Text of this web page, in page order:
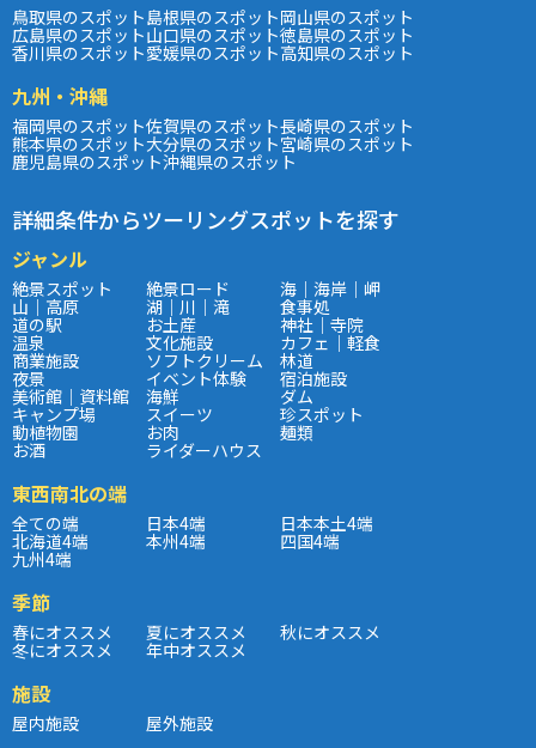
鳥取県のスポット島根県のスポット岡山県のスポット
広島県のスポット山口県のスポット徳島県のスポット
香川県のスポット愛媛県のスポット高知県のスポット
九州・沖縄
福岡県のスポット佐賀県のスポット長崎県のスポット
熊本県のスポット大分県のスポット宮崎県のスポット
鹿児島県のスポット沖縄県のスポット
詳細条件からツーリングスポットを探す
ジャンル
絶景スポット 絶景ロード 海｜海岸｜岬
山｜高原 湖｜川｜滝 食事処
道の駅 お土産 神社｜寺院
温泉 文化施設 カフェ｜軽食
商業施設 ソフトクリーム 林道
夜景 イベント体験 宿泊施設
美術館｜資料館 海鮮 ダム
キャンプ場 スイーツ 珍スポット
動植物園 お肉 麺類
お酒 ライダーハウス
東西南北の端
全ての端 日本4端 日本本土4端
北海道4端 本州4端 四国4端
九州4端
季節
春にオススメ 夏にオススメ 秋にオススメ
冬にオススメ 年中オススメ
施設
屋内施設 屋外施設